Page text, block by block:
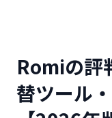
Romiの評
替ツール